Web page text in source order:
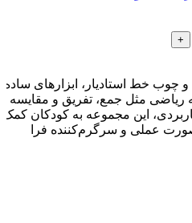
خط استادیار، ابزارهای ساده
ریاضی مثل جمع، تفریق و مقایسه
این مجموعه به کودکان کمک
عملی و سرگرم‌کننده فرا